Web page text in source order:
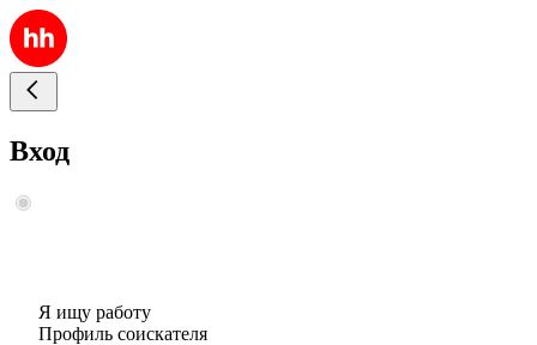
Вход
Я ищу работу
Профиль соискателя